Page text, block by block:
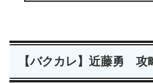
【バクカレ】近藤勇